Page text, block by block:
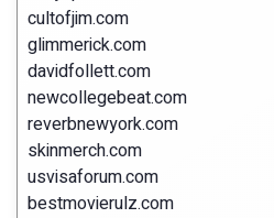
cultofjim.com
glimmerick.com
davidfollett.com
newcollegebeat.com
reverbnewyork.com
skinmerch.com
usvisaforum.com
bestmovierulz.com